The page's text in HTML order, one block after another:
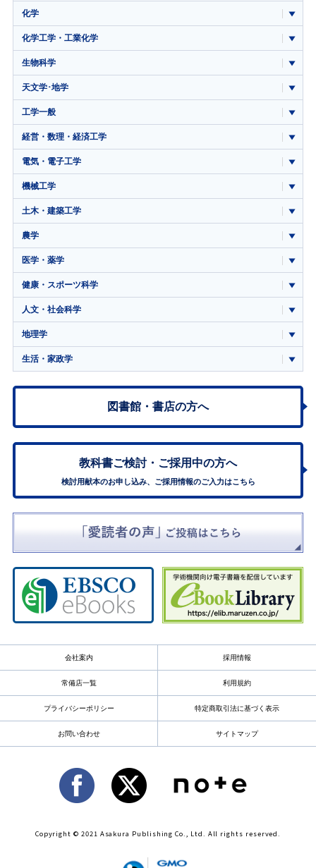
化学
化学工学・工業化学
生物科学
天文学･地学
工学一般
経営・数理・経済工学
電気・電子工学
機械工学
土木・建築工学
農学
医学・薬学
健康・スポーツ科学
人文・社会科学
地理学
生活・家政学
図書館・書店の方へ
教科書ご検討・ ご採用中の方へ
検討用献本のお申し込み、ご採用情報のご入力はこちら
会社案内 採用情報
常備店一覧 利用規約
プライバシーポリシー 特定商取引法に基づく表示
お問い合わせ サイトマップ
Copyright © 2021 Asakura Publishing Co., Ltd. All rights reserved.